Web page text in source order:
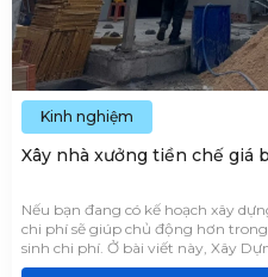
Kinh nghiệm
Xây nhà xưởng tiền chế giá
Nếu bạn đang có kế hoạch xây
chi phí sẽ giúp chủ động hơn
sinh chi phí. Ở bài viết này, Xây
chi phí xây dựng và những giải